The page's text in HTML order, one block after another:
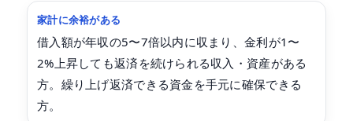
家計に余裕がある
借入額が年収の5〜7倍以内に収まり、金利が1〜
2%上昇しても返済を続けられる収入・資産がある
方。繰り上げ返済できる資金を手元に確保できる
方。